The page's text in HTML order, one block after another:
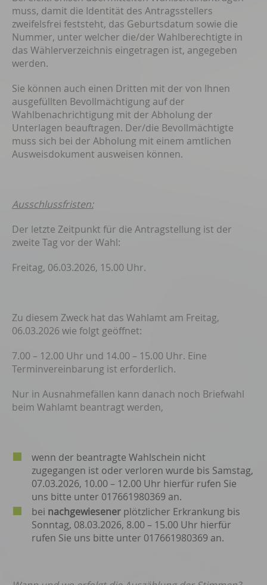
muss, damit die Identität des Antragsstellers
zweifelsfrei feststeht, das Geburtsdatum sowie die
Nummer, unter welcher die/der Wahlberechtigte in
das Wählerverzeichnis eingetragen ist, angegeben
werden.
Sie können auch einen Dritten mit der von Ihnen
ausgefüllten Bevollmächtigung auf der
Wahlbenachrichtigung mit der Abholung der
Unterlagen beauftragen. Der/die Bevollmächtigte
muss sich bei der Abholung mit einem amtlichen
Ausweisdokument ausweisen können.
Ausschlussfristen:
Der letzte Zeitpunkt für die Antragstellung ist der
zweite Tag vor der Wahl:
Freitag, 06.03.2026, 15.00 Uhr.
Zu diesem Zweck hat das Wahlamt am Freitag,
06.03.2026 wie folgt geöffnet:
7.00 – 12.00 Uhr und 14.00 – 15.00 Uhr. Eine
Terminvereinbarung ist erforderlich.
Nur in Ausnahmefällen kann danach noch Briefwahl
beim Wahlamt beantragt werden,
wenn der beantragte Wahlschein nicht
zugegangen ist oder verloren wurde bis Samstag,
07.03.2026, 10.00 – 12.00 Uhr hierfür rufen Sie
uns bitte unter 017661980369 an.
bei nachgewiesener plötzlicher Erkrankung bis
Sonntag, 08.03.2026, 8.00 – 15.00 Uhr hierfür
rufen Sie uns bitte unter 017661980369 an.